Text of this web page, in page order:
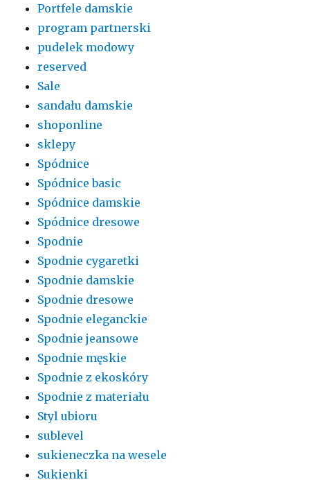
Portfele damskie
program partnerski
pudelek modowy
reserved
Sale
sandału damskie
shoponline
sklepy
Spódnice
Spódnice basic
Spódnice damskie
Spódnice dresowe
Spodnie
Spodnie cygaretki
Spodnie damskie
Spodnie dresowe
Spodnie eleganckie
Spodnie jeansowe
Spodnie męskie
Spodnie z ekoskóry
Spodnie z materiału
Styl ubioru
sublevel
sukieneczka na wesele
Sukienki